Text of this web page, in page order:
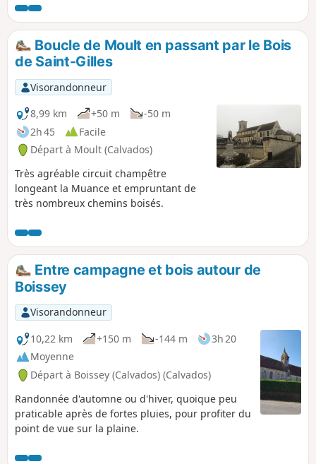
boisés et vous terminerez cet agréable
circuit champêtre en longeant la
Muance.Boucle de Moult en passant par le Bois
de Saint-Gilles
Visorandonneur
8,99 km
+50 m
-50 m
2h 45
Facile
Départ à Moult (Calvados)
Très agréable circuit champêtre
longeant la Muance et empruntant de
très nombreux chemins boisés.
Entre campagne et bois autour de
Boissey
Visorandonneur
10,22 km
+150 m -144 m
3h 20
Moyenne
Départ à Boissey (Calvados) (Calvados)
Randonnée d'automne ou d'hiver, quoique peu
praticable après de fortes pluies, pour profiter du
point de vue sur la plaine.